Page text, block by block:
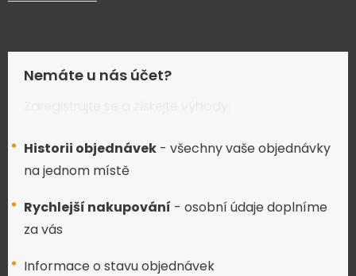
Nemáte u nás účet?
Historii objednávek - všechny vaše objednávky
na jednom místě
Rychlejší nakupování - osobní údaje doplníme
za vás
Informace o stavu objednávek